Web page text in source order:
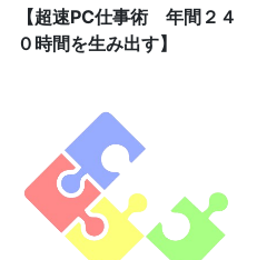
【超速PC仕事術 年間２４
０時間を生み出す】